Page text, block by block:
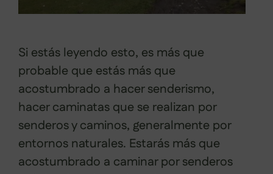
Si estás leyendo esto, es más que
probable que estás más que
acostumbrado a hacer senderismo,
hacer caminatas que se realizan por
senderos y caminos, generalmente por
entornos naturales. Estarás más que
acostumbrado a caminar por senderos